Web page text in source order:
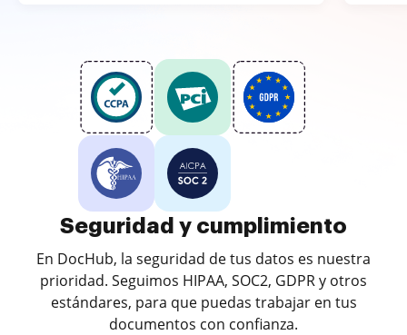
Seguridad y cumplimiento
En DocHub, la seguridad de tus datos es nuestra
prioridad. Seguimos HIPAA, SOC2, GDPR y otros
estándares, para que puedas trabajar en tus
documentos con confianza.